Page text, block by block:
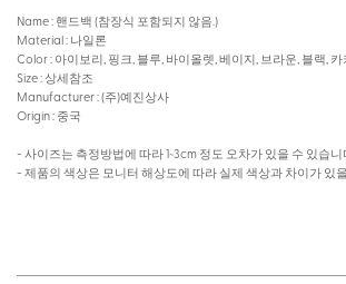
Name : 핸드백 (참장식 포함되지 않음.)
Material : 나일론
Color : 아이보리, 핑크, 블루, 바이올렛, 베이지, 브라운, 블랙,
Size : 상세참조
Manufacturer : (주)예진상사
Origin : 중국
- 사이즈는 측정방법에 따라 1~3cm 정도 오차가 있을 수 있습니
- 제품의 색상은 모니터 해상도에 따라 실제 색상과 차이가 있